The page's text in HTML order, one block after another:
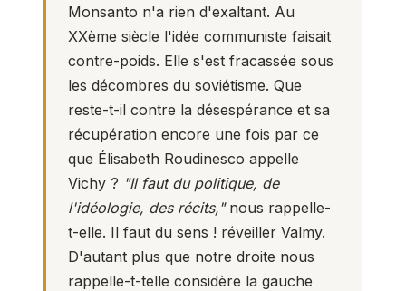
Monsanto n'a rien d'exaltant. Au
XXème siècle l'idée communiste faisait
contre-poids. Elle s'est fracassée sous
les décombres du soviétisme. Que
reste-t-il contre la désespérance et sa
récupération encore une fois par ce
que Élisabeth Roudinesco appelle
Vichy ? "Il faut du politique, de
l'idéologie, des récits,"nous rappelle-
t-elle. Il faut du sens ! réveiller Valmy.
D'autant plus que notre droite nous
rappelle-t-telle considère la gauche